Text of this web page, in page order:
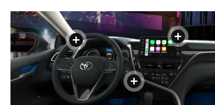
+
+
+